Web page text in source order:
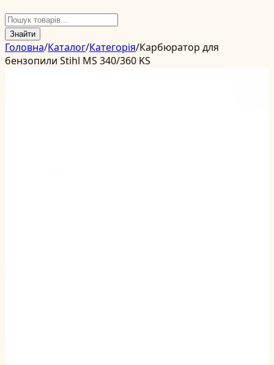
Знайти
Головна/Каталог/Категорія/Карбюратор для
бензопили Stihl MS 340/360 KS